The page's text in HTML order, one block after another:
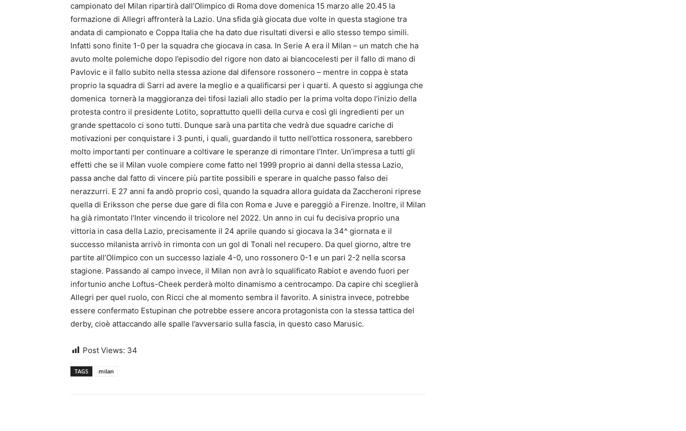
campionato del Milan ripartirà dall’Olimpico di Roma dove domenica 15 marzo alle 20.45 la
formazione di Allegri affronterà la Lazio. Una sfida già giocata due volte in questa stagione tra
andata di campionato e Coppa Italia che ha dato due risultati diversi e allo stesso tempo simili.
Infatti sono finite 1-0 per la squadra che giocava in casa. In Serie A era il Milan – un match che ha
avuto molte polemiche dopo l’episodio del rigore non dato ai biancocelesti per il fallo di mano di
Pavlovic e il fallo subito nella stessa azione dal difensore rossonero – mentre in coppa è stata
proprio la squadra di Sarri ad avere la meglio e a qualificarsi per i quarti. A questo si aggiunga che
domenica tornerà la maggioranza dei tifosi laziali allo stadio per la prima volta dopo l’inizio della
protesta contro il presidente Lotito, soprattutto quelli della curva e così gli ingredienti per un
grande spettacolo ci sono tutti. Dunque sarà una partita che vedrà due squadre cariche di
motivazioni per conquistare i 3 punti, i quali, guardando il tutto nell’ottica rossonera, sarebbero
molto importanti per continuare a coltivare le speranze di rimontare l’Inter. Un’impresa a tutti gli
effetti che se il Milan vuole compiere come fatto nel 1999 proprio ai danni della stessa Lazio,
passa anche dal fatto di vincere più partite possibili e sperare in qualche passo falso dei
nerazzurri. E 27 anni fa andò proprio così, quando la squadra allora guidata da Zaccheroni riprese
quella di Eriksson che perse due gare di fila con Roma e Juve e pareggiò a Firenze. Inoltre, il Milan
ha già rimontato l’Inter vincendo il tricolore nel 2022. Un anno in cui fu decisiva proprio una
vittoria in casa della Lazio, precisamente il 24 aprile quando si giocava la 34^ giornata e il
successo milanista arrivò in rimonta con un gol di Tonali nel recupero. Da quel giorno, altre tre
partite all’Olimpico con un successo laziale 4-0, uno rossonero 0-1 e un pari 2-2 nella scorsa
stagione. Passando al campo invece, il Milan non avrà lo squalificato Rabiot e avendo fuori per
infortunio anche Loftus-Cheek perderà molto dinamismo a centrocampo. Da capire chi sceglierà
Allegri per quel ruolo, con Ricci che al momento sembra il favorito. A sinistra invece, potrebbe
essere confermato Estupinan che potrebbe essere ancora protagonista con la stessa tattica del
derby, cioè attaccando alle spalle l’avversario sulla fascia, in questo caso Marusic.
Post Views: 34
TAGS milan